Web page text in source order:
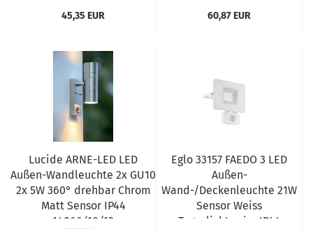
45,35 EUR 60,87 EUR
Lucide ARNE-LED LED
Außen-Wandleuchte 2x GU10
2x 5W 360° drehbar Chrom
Matt Sensor IP44
14866/10/12
Eglo 33157 FAEDO 3 LED
Außen-
Wand-/Deckenleuchte 21W
Sensor Weiss
Tageslichtweiss IP44